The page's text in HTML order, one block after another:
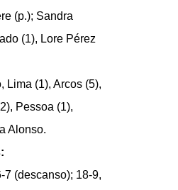
(p.); Sandra
(1), Lore Pérez
Lima (1), Arcos (5),
Pessoa (1),
Alonso.
7 (descanso); 18-9,